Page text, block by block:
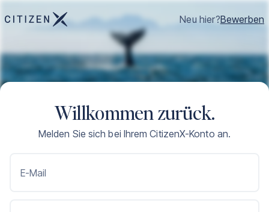
Neu hier?Bewerben
Willkommen zurück.
Melden Sie sich bei Ihrem CitizenX-Konto an.
E-Mail